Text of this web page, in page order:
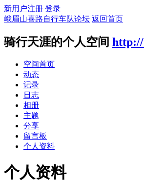
新用户注册 登录
峨眉山喜路自行车队论坛 返回首页
骑行天涯的个人空间 http://
空间首页
动态
记录
日志
相册
主题
分享
留言板
个人资料
个人资料